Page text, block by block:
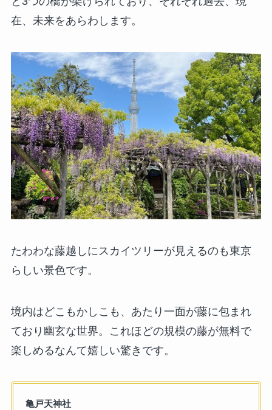
在、未来をあらわします。
たわわな藤越しにスカイツリーが見えるのも東京
らしい景色です。
境内はどこもかしこも、あたり一面が藤に包まれ
ており幽玄な世界。これほどの規模の藤が無料で
楽しめるなんて嬉しい驚きです。
亀戸天神社